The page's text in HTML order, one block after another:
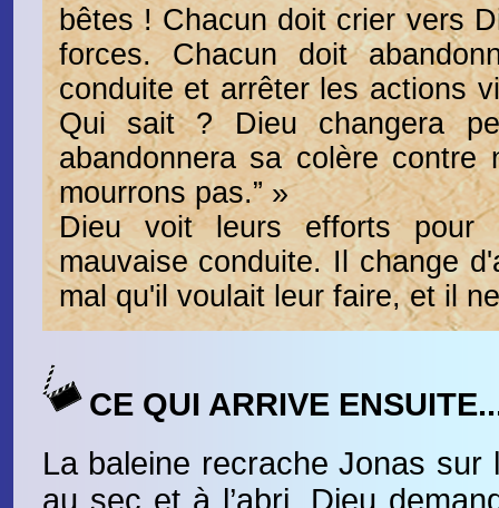
bêtes ! Chacun doit crier vers
forces. Chacun doit
conduite et arrêter les actions
Qui sait ? Dieu changera
abandonnera sa colère contre
mourrons pas.” »
Dieu voit leurs efforts pour
mauvaise conduite. Il change
mal qu'il voulait leur faire, et il
CE QUI ARRIVE
La baleine recrache Jonas sur
au sec et à l’abri, Dieu